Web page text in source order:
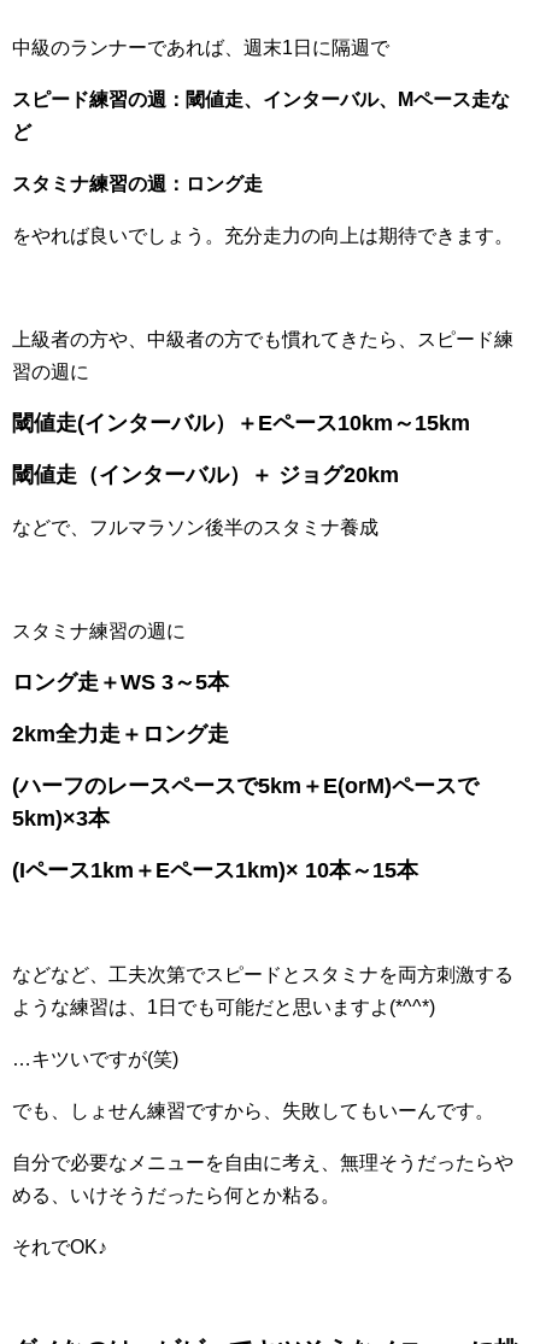
中級のランナーであれば、週末1日に隔週で
スピード練習の週：閾値走、インターバル、Mペース走な
ど
スタミナ練習の週：ロング走
をやれば良いでしょう。充分走力の向上は期待できます。
上級者の方や、中級者の方でも慣れてきたら、スピード練
習の週に
閾値走(インターバル）＋Eペース10km～15km
閾値走（インターバル）＋ ジョグ20km
などで、フルマラソン後半のスタミナ養成
スタミナ練習の週に
ロング走＋WS 3～5本
2km全力走＋ロング走
(ハーフのレースペースで5km＋E(orM)ペースで
5km)×3本
(Iペース1km＋Eペース1km)× 10本～15本
などなど、工夫次第でスピードとスタミナを両方刺激する
ような練習は、1日でも可能だと思いますよ(*^^*)
…キツいですが(笑)
でも、しょせん練習ですから、失敗してもいーんです。
自分で必要なメニューを自由に考え、無理そうだったらや
める、いけそうだったら何とか粘る。
それでOK♪